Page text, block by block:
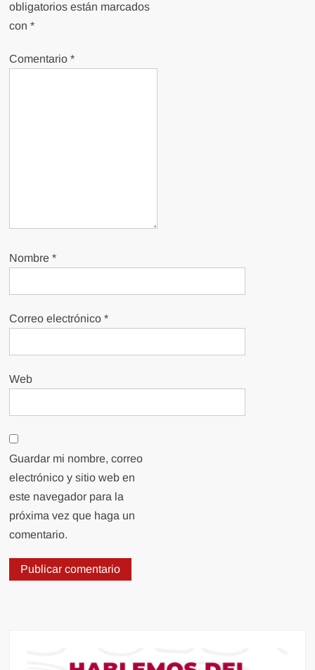
obligatorios están marcados
con*
Comentario*
Nombre*
Correo electrónico*
Web
Guardar mi nombre, correo
electrónico y sitio web en
este navegador para la
próxima vez que haga un
comentario.